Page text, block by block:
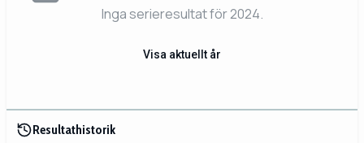
Inga serieresultat för 2024.
Visa aktuellt år
Resultathistorik